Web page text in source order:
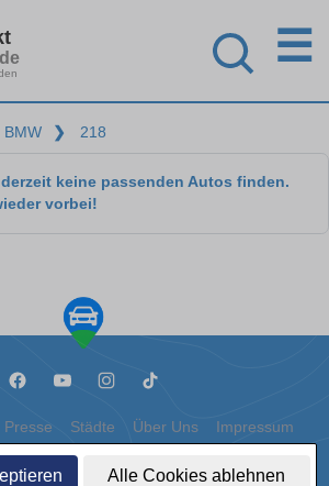
Alle Cookies ablehnen
☰
BMW ❯ 218
keine passenden Autos finden.
vorbei!
Presse Städte Über Uns Impressum
Datenschutz Cookies